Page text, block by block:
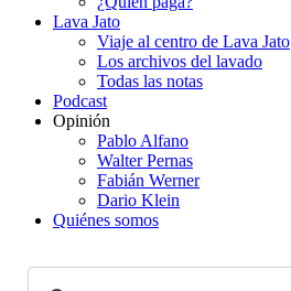
Lava Jato
Viaje al centro de Lava Jato
Los archivos del lavado
Todas las notas
Podcast
Opinión
Pablo Alfano
Walter Pernas
Fabián Werner
Dario Klein
Quiénes somos